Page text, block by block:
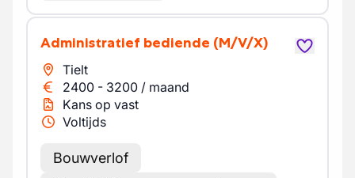
Administratief bediende (M/V/X)
Tielt
2400 - 3200 / maand
Kans op vast
Voltijds
Bouwverlof